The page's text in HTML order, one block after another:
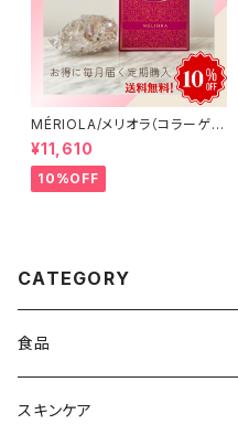
MÉRIOLA/メリオラ（コラーゲン
サポート）定期便（6か月コース）
【送料無料】
¥11,610
10%OFF
CATEGORY
食品
ハーブティー
スキンケア